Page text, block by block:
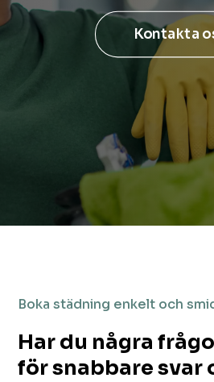
Kontakta
Boka städning enkelt och
Har du några
för snabbare svar